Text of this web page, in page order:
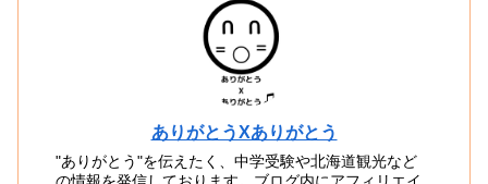
ありがとうXありがとう
"ありがとう"を伝えたく、中学受験や北海道観光など
の情報を発信しております。ブログ内にアフィリエイ